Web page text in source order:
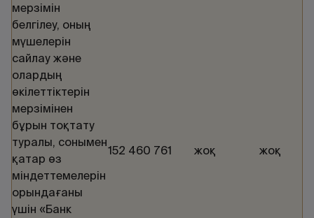
мерзімін
белгілеу, оның
мүшелерін
сайлау және
олардың
өкілеттіктерін
мерзімінен
бұрын тоқтату
туралы, сонымен
қатар өз
міндеттемелерін
орындағаны
үшін «Банк
152 460 761 жоқ жоқ